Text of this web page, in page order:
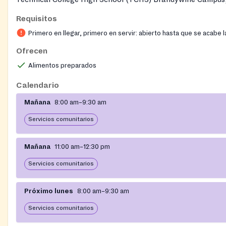
served to children and teens 18 and under during the
is out of session. No application or enrollment is required to
meals. To find other summer meal sites, families can call
Requisitos
Primero en llegar, primero en servir: abierto hasta que se acabe
Ofrecen
Alimentos preparados
Calendario
Mañana 8:00 am–9:30 am
Servicios comunitarios
Mañana 11:00 am–12:30 pm
Servicios comunitarios
Próximo lunes 8:00 am–9:30 am
Servicios comunitarios